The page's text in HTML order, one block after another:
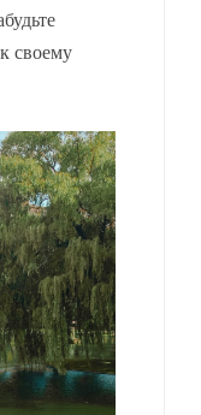
своему